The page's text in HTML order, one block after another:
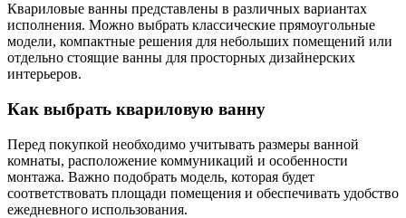
Квариловые ванны представлены в различных вариантах
исполнения. Можно выбрать классические прямоугольные
модели, компактные решения для небольших помещений или
отдельно стоящие ванны для просторных дизайнерских
интерьеров.
Как выбрать квариловую ванну
Перед покупкой необходимо учитывать размеры ванной
комнаты, расположение коммуникаций и особенности
монтажа. Важно подобрать модель, которая будет
соответствовать площади помещения и обеспечивать удобство
ежедневного использования.